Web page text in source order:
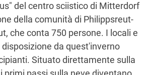
del centro sciistico di Mitterdorf
della comunità di Philippsreut-
che conta 750 persone. I locali e
da quest'inverno
Situato direttamente sulla